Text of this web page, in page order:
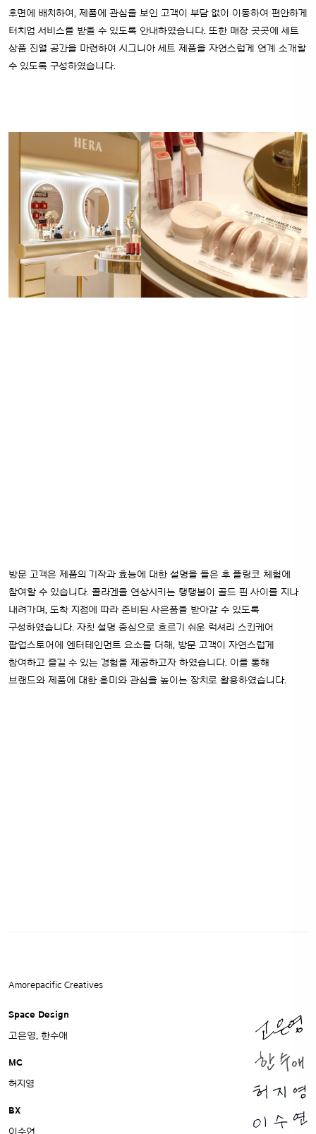
후면에 배치하여, 제품에 관심을 보인 고객이 부담 없이 이동하여 편안하게
터치업 서비스를 받을 수 있도록 안내하였습니다. 또한 매장 곳곳에 세트
상품 진열 공간을 마련하여 시그니아 세트 제품을 자연스럽게 연계 소개할
수 있도록 구성하였습니다.
방문 고객은 제품의 기작과 효능에 대한 설명을 들은 후 플링코 체험에
참여할 수 있습니다. 콜라겐을 연상시키는 탱탱볼이 골드 핀 사이를 지나
내려가며, 도착 지점에 따라 준비된 사은품을 받아갈 수 있도록
구성하였습니다. 자칫 설명 중심으로 흐르기 쉬운 럭셔리 스킨케어
팝업스토어에 엔터테인먼트 요소를 더해, 방문 고객이 자연스럽게
참여하고 즐길 수 있는 경험을 제공하고자 하였습니다. 이를 통해
브랜드와 제품에 대한 흥미와 관심을 높이는 장치로 활용하였습니다.
Amorepacific Creatives
Space Design
고은영, 한수애
MC
허지영
BX
이수연